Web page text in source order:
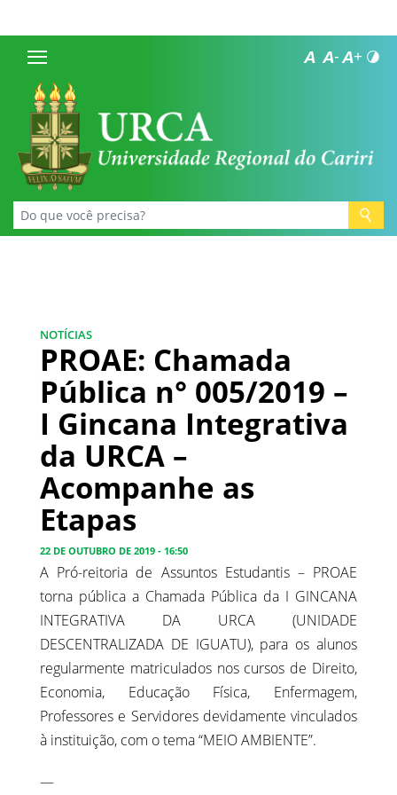
NOTÍCIAS
PROAE: Chamada
Pública n° 005/2019 –
I Gincana Integrativa
da URCA –
Acompanhe as
Etapas
22 DE OUTUBRO DE 2019 - 16:50
A Pró-reitoria de Assuntos Estudantis – PROAE
torna pública a Chamada Pública da I GINCANA
INTEGRATIVA DA URCA (UNIDADE
DESCENTRALIZADA DE IGUATU), para os alunos
regularmente matriculados nos cursos de Direito,
Economia, Educação Física, Enfermagem,
Professores e Servidores devidamente vinculados
à instituição, com o tema “MEIO AMBIENTE”.
—